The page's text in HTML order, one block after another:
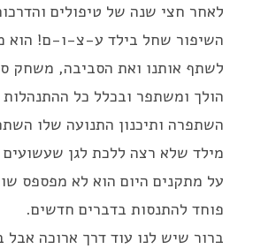
לאחר חצי שנה של טיפולים
השיפור שחל בילד ע-צ-ו-ם! הוא
לשתף אותנו ואת הסביבה, משחק
הולך ומשתפר ובכלל כל ההתנהלות
השתפרה ותיכנון התנועה שלו
מילד שלא רצה ללכת לגן
על מתקנים היום הוא לא מפספס
פוחד להתנסות בדברים חדשים.
ברור שיש לנו עוד דרך ארוכה אבל